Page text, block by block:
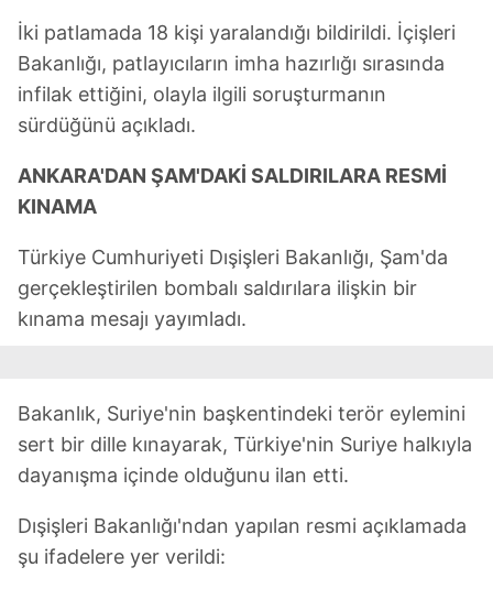
İki patlamada 18 kişi yaralandığı bildirildi. İçişleri
Bakanlığı, patlayıcıların imha hazırlığı sırasında
infilak ettiğini, olayla ilgili soruşturmanın
sürdüğünü açıkladı.
ANKARA'DAN ŞAM'DAKİ SALDIRILARA RESMİ
KINAMA
Türkiye Cumhuriyeti Dışişleri Bakanlığı, Şam'da
gerçekleştirilen bombalı saldırılara ilişkin bir
kınama mesajı yayımladı.
Bakanlık, Suriye'nin başkentindeki terör eylemini
sert bir dille kınayarak, Türkiye'nin Suriye halkıyla
dayanışma içinde olduğunu ilan etti.
Dışişleri Bakanlığı'ndan yapılan resmi açıklamada
şu ifadelere yer verildi: